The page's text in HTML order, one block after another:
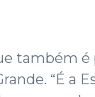
também
“É a